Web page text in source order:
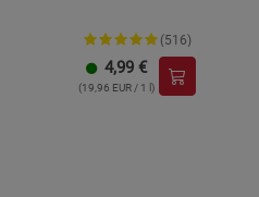
(516)
4,99 €
(19,96 EUR / 1 l)